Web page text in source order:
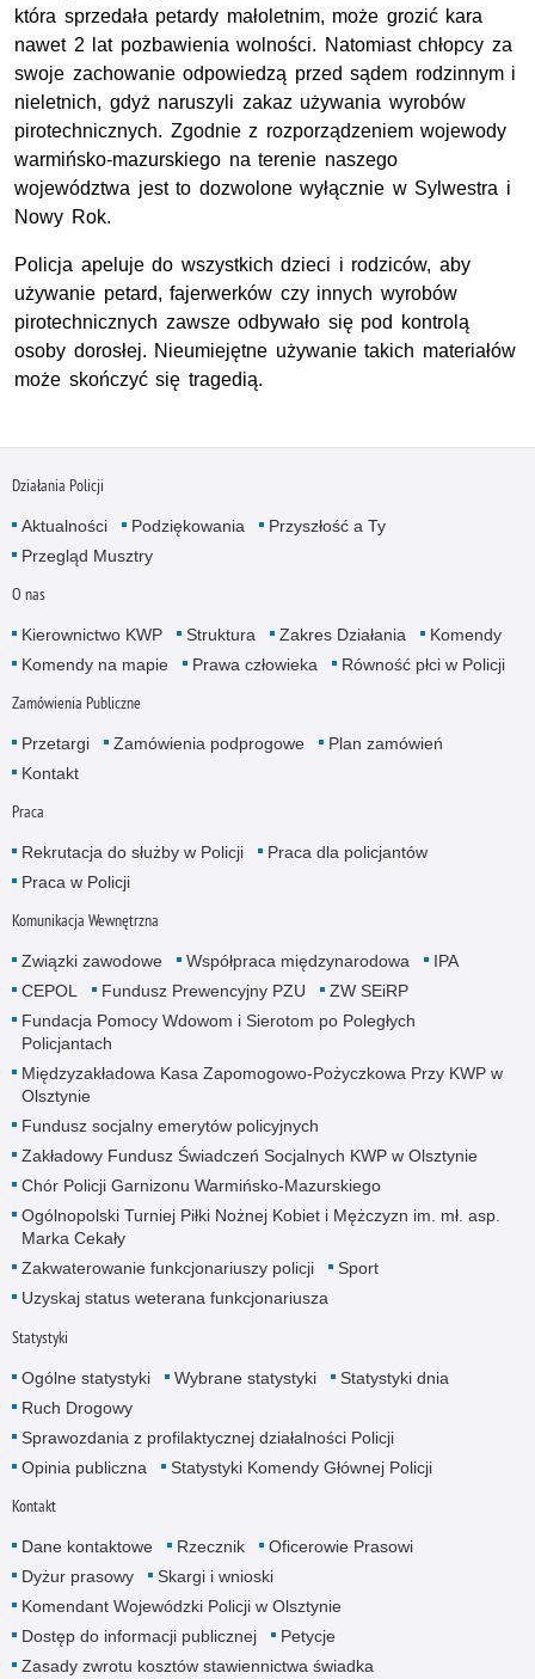
która sprzedała petardy małoletnim, może grozić kara
nawet 2 lat pozbawienia wolności. Natomiast chłopcy za
swoje zachowanie odpowiedzą przed sądem rodzinnym i
nieletnich, gdyż naruszyli zakaz używania wyrobów
pirotechnicznych. Zgodnie z rozporządzeniem wojewody
warmińsko-mazurskiego na terenie naszego
województwa jest to dozwolone wyłącznie w Sylwestra i
Nowy Rok.
Policja apeluje do wszystkich dzieci i rodziców, aby
używanie petard, fajerwerków czy innych wyrobów
pirotechnicznych zawsze odbywało się pod kontrolą
osoby dorosłej. Nieumiejętne używanie takich materiałów
może skończyć się tragedią.
Działania Policji
Aktualności Podziękowania
Przyszłość a Ty
Przegląd Musztry
O nas
Kierownictwo KWP Struktura Zakres Działania
Komendy
Komendy na mapie
Prawa człowieka Równość płci w Policji
Zamówienia Publiczne
Przetargi Zamówienia podprogowe
Plan zamówień
Kontakt
Praca
Rekrutacja do służby w Policji
Praca dla policjantów
Praca w Policji
Komunikacja Wewnętrzna
Związki zawodowe Współpraca międzynarodowa
IPA
CEPOL
Fundusz Prewencyjny PZU
ZW SEiRP
Fundacja Pomocy Wdowom i Sierotom po Poległych
Policjantach
Międzyzakładowa Kasa Zapomogowo-Pożyczkowa Przy KWP w
Olsztynie
Fundusz socjalny emerytów policyjnych
Zakładowy Fundusz Świadczeń Socjalnych KWP w Olsztynie
Chór Policji Garnizonu Warmińsko-Mazurskiego
Ogólnopolski Turniej Piłki Nożnej Kobiet i Mężczyzn im. mł. asp.
Marka Cekały
Zakwaterowanie funkcjonariuszy policji
Sport
Uzyskaj status weterana funkcjonariusza
Statystyki
Ogólne statystyki Wybrane statystyki
Statystyki dnia
Ruch Drogowy
Sprawozdania z profilaktycznej działalności Policji
Opinia publiczna
Statystyki Komendy Głównej Policji
Kontakt
Dane kontaktowe Rzecznik
Oficerowie Prasowi
Dyżur prasowy
Skargi i wnioski
Komendant Wojewódzki Policji w Olsztynie
Dostęp do informacji publicznej
Petycje
Zasady zwrotu kosztów stawiennictwa świadka